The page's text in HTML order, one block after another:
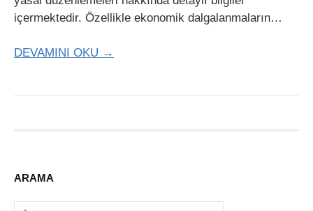
içermektedir. Özellikle ekonomik dalgalanmaların…
DEVAMINI OKU →
ARAMA
Arama: